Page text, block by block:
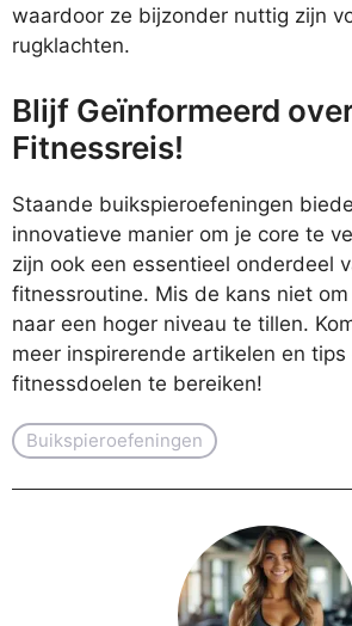
waardoor ze bijzonder nuttig zijn
rugklachten.
Blijf Geïnformeerd
Fitnessreis!
Staande buikspieroefeningen
innovatieve manier om je core te
zijn ook een essentieel onderdeel
fitnessroutine. Mis de kans niet
naar een hoger niveau te tillen.
meer inspirerende artikelen en
fitnessdoelen te bereiken!
Buikspieroefeningen